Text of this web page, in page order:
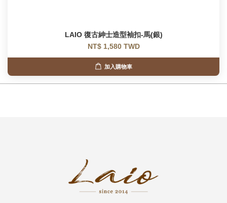
LAIO 復古紳士造型袖扣-馬(銀)
NT$ 1,580 TWD
加入購物車